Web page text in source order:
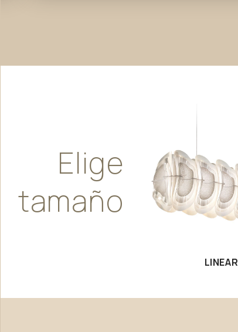
Elige
tamaño
LINEAR